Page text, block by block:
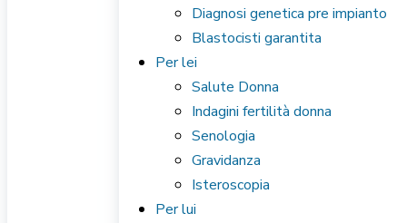
Diagnosi genetica pre impianto
Blastocisti garantita
Per lei
Salute Donna
Indagini fertilità donna
Senologia
Gravidanza
Isteroscopia
Per lui